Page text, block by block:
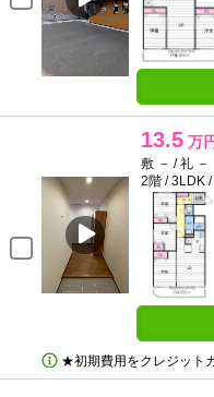
13.5 万
敷 － / 礼 －
2階 / 3LDK
★初期費用をクレジット